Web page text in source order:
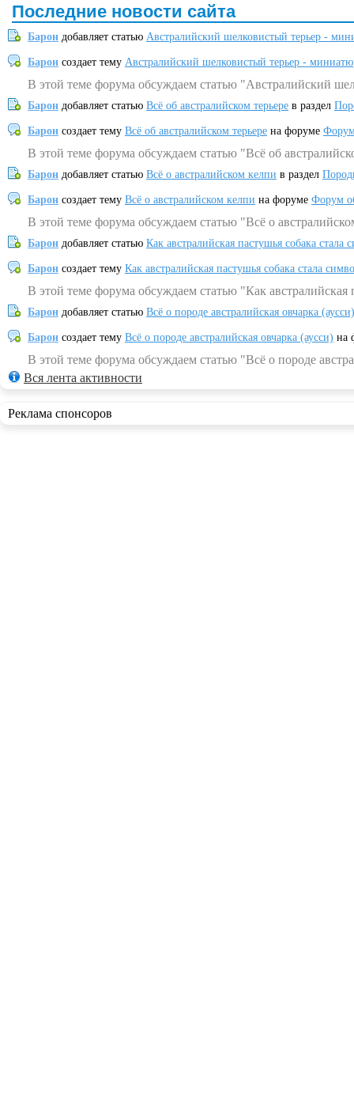
Последние новости сайта
Барон добавляет статью Австралийский шелковистый терьер -
Барон создает тему Австралийский шелковистый терьер -
В этой теме форума обсуждаем статью "Австралийский
Барон добавляет статью Всё об австралийском терьере в раздел
Барон создает тему Всё об австралийском терьере на форуме
В этой теме форума обсуждаем статью "Всё об
Барон добавляет статью Всё о австралийском келпи в раздел
Барон создает тему Всё о австралийском келпи на форуме Форум
В этой теме форума обсуждаем статью "Всё о
Барон добавляет статью Как австралийская пастушья собака
Барон создает тему Как австралийская пастушья собака стала
В этой теме форума обсуждаем статью "Как
Барон добавляет статью Всё о породе австралийская овчарка (аусси)
Барон создает тему Всё о породе австралийская овчарка (аусси) на
В этой теме форума обсуждаем статью "Всё о породе
Вся лента активности
Реклама спонсоров